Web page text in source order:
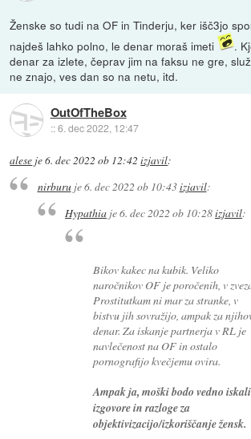
Ženske so tudi na OF in Tinderju, ker išč3jo
najdeš lahko polno, le denar moraš imeti
.
denar za izlete, čeprav jim na faksu ne gre,
ne znajo, ves dan so na netu, itd.
OutOfTheBox
::6. dec 2022, 12:47
alese je6. dec 2022 ob 12:42 izjavil:
nirburuje6. dec 2022 ob 10:43izjavil:
Hypathia je6. dec 2022 ob 10:28izjavil:
Bikov kakec na kubik. Veliko
naročnikov OF je poročenih, v
Prostitutkam ni mar za stranke, v
bistvu jih sovražijo, ampak za
denar. Za iskanje partnerja v RL je
navlečenost na OF in ostalo
pornografijo kvečjemu ovira.
Ampak ja, moški bodo vedno iskali
izgovore in razloge za
objektivizacijo/izkoriščanje žensk.